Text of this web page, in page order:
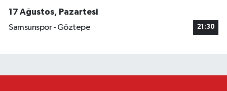
17 Ağustos, Pazartesi
Samsunspor - Göztepe
21:30